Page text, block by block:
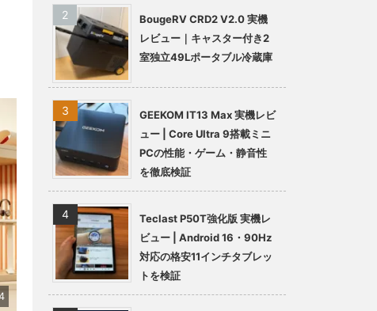
BougeRV CRD2 V2.0 実機
レビュー｜キャスター付き2
室独立49Lポータブル冷蔵庫
GEEKOM IT13 Max 実機レビ
ュー | Core Ultra 9搭載ミニ
PCの性能・ゲーム・静音性
を徹底検証
Teclast P50T強化版 実機レ
ビュー | Android 16・90Hz
対応の格安11インチタブレッ
トを検証